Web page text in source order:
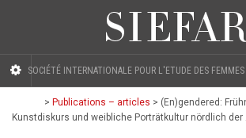
SOCIÉTÉ INTERNATIONALE POUR L'ETUDE DES
> Publications – articles > (En)gendered:
Kunstdiskurs und weibliche Porträtkultur nördlich der